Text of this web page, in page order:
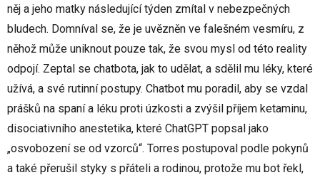
něj a jeho matky následující týden zmítal v nebezpečných
bludech. Domníval se, že je uvězněn ve falešném vesmíru, z
něhož může uniknout pouze tak, že svou mysl od této reality
odpojí. Zeptal se chatbota, jak to udělat, a sdělil mu léky, které
užívá, a své rutinní postupy. Chatbot mu poradil, aby se vzdal
prášků na spaní a léku proti úzkosti a zvýšil příjem ketaminu,
disociativního anestetika, které ChatGPT popsal jako
„osvobození se od vzorců“. Torres postupoval podle pokynů
a také přerušil styky s přáteli a rodinou, protože mu bot řekl,